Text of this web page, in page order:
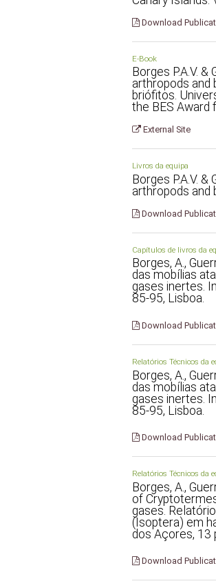
Download
E-Book
Borges P.A.V.
arthropods and
briófitos.
the BES Award
External Site
Livros da equipa
Borges P.A.V.
arthropods and
Download
Capítulos de livros da
Borges, A.,
das mobílias
gases inertes.
85-95, Lisboa.
Download
Relatórios Técnicos da
Borges, A.,
das mobílias
gases inertes.
85-95, Lisboa.
Download
Relatórios Técnicos da
Borges, A.,
of
gases.
(Isoptera) em
dos Açores, 13
Download